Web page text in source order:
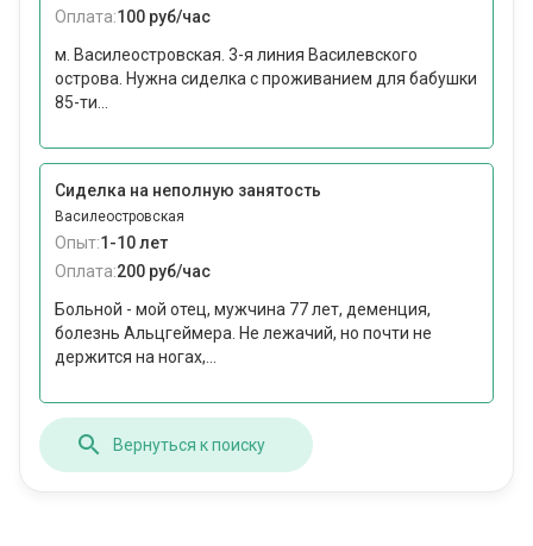
Оплата:100 руб/час
м. Василеостровская. 3-я линия Василевского
острова. Нужна сиделка с проживанием для бабушки
85-ти...
Сиделка на неполную занятость
Василеостровская
Опыт:1-10 лет
Оплата:200 руб/час
Больной - мой отец, мужчина 77 лет, деменция,
болезнь Альцгеймера. Не лежачий, но почти не
держится на ногах,...
Вернуться к поиску